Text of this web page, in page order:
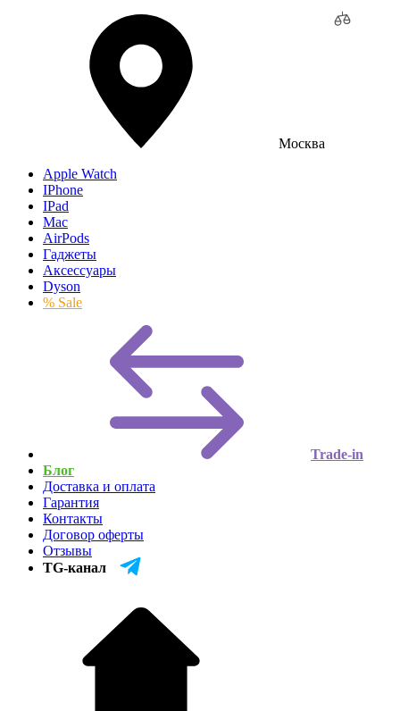
Москва
Apple Watch
IPhone
IPad
Mac
AirPods
Гаджеты
Аксессуары
Dyson
% Sale
Trade-in
Блог
Доставка и оплата
Гарантия
Контакты
Договор оферты
Отзывы
TG-канал